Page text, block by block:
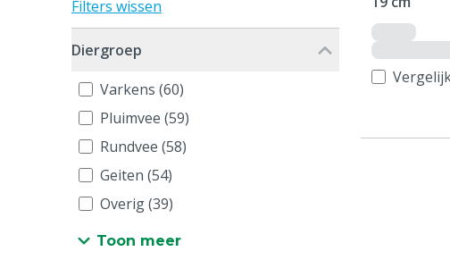
Filters wissen
Diergroep
Varkens (60)
Pluimvee (59)
Rundvee (58)
Geiten (54)
Overig (39)
Toon meer